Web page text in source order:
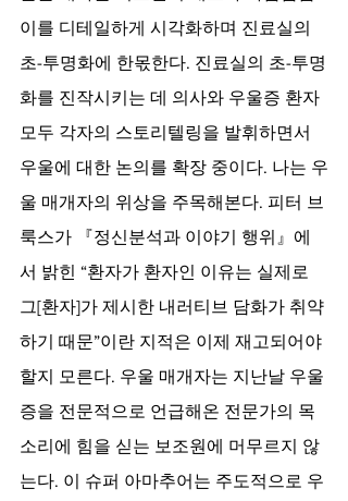
이를 디테일하게 시각화하며 진료실의
초-투명화에 한몫한다. 진료실의 초-투명
화를 진작시키는 데 의사와 우울증 환자
모두 각자의 스토리텔링을 발휘하면서
우울에 대한 논의를 확장 중이다. 나는 우
울 매개자의 위상을 주목해본다. 피터 브
룩스가 『정신분석과 이야기 행위』에
서 밝힌 “환자가 환자인 이유는 실제로
그[환자]가 제시한 내러티브 담화가 취약
하기 때문”이란 지적은 이제 재고되어야
할지 모른다. 우울 매개자는 지난날 우울
증을 전문적으로 언급해온 전문가의 목
소리에 힘을 싣는 보조원에 머무르지 않
는다. 이 슈퍼 아마추어는 주도적으로 우